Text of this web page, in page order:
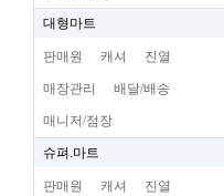
대형마트
판매원 캐셔 진열
매장관리 배달/배송
매니저/점장
슈펴.마트
판매원 캐셔 진열